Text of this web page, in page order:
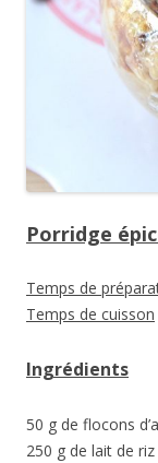
Porridge
Temps de
Temps de cuisson
Ingrédients
50 g de flocons
250 g de lait de riz